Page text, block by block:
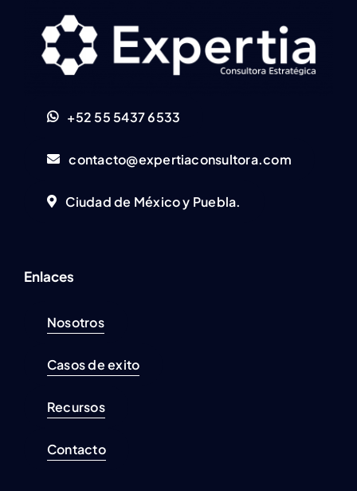
+52 55 5437 6533
contacto@expertiaconsultora.com
Ciudad de México y Puebla.
Enlaces
Nosotros
Casos de exito
Recursos
Contacto